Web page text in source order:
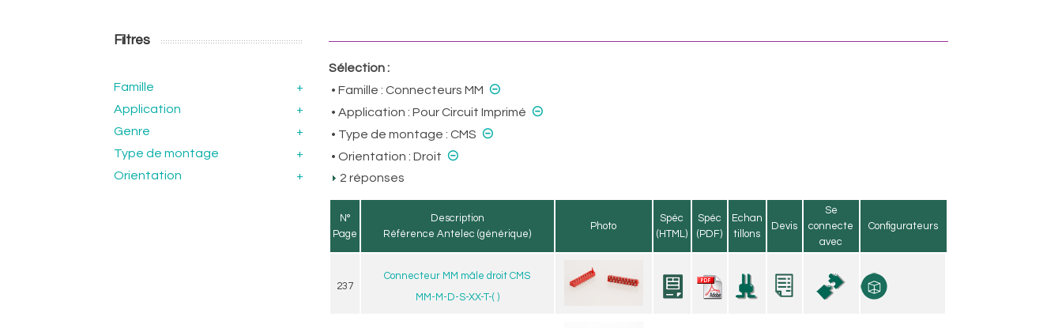
Filtres
Famille
+
Application
+
Genre
+
Type de montage
+
Orientation
+
Sélection :
• Famille : Connecteurs MM ⊝
• Application : Pour Circuit Imprimé ⊝
• Type de montage : CMS ⊝
• Orientation : Droit ⊝
2 réponses
N°
Page
Description
Référence Antelec (générique)
Photo
Spéc
(HTML)
Spéc
(PDF)
Echan
tillons
Devis
Se
connecte
avec
Configurateurs
237
Connecteur MM mâle droit CMS
MM-M-D-S-XX-T-( )